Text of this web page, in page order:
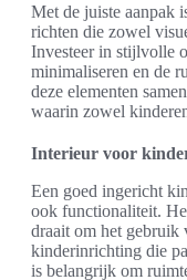
Met de juiste aanpak
richten die zowel
Investeer in stijlvolle
minimaliseren en de
deze elementen
waarin zowel
Interieur voor
Een goed ingericht
ook functionaliteit.
draait om het gebruik
kinderinrichting die
is belangrijk om